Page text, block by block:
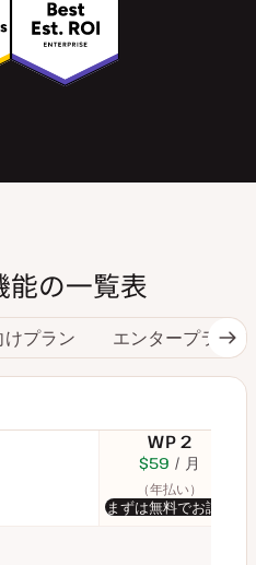
能の一覧表
プラン エンタープライ次
の
タ
ブ
WP 2
$59 USD
月
（年払い）
まずは無料でお試し